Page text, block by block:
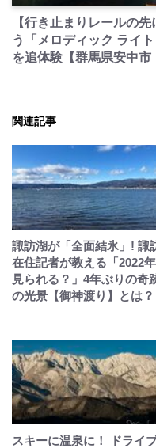
【行き止まりレールの
う「メロディック ライ
を追体験【群馬県安中市
関連記事
諏訪湖が「全面結氷」! 諏
在住記者が教える「2022
見られる？」4年ぶりの奇
の光景【御神渡り】とは？
スキーに温泉に！ ドライ